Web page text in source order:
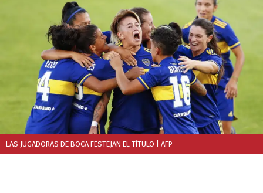
LAS JUGADORAS DE BOCA FESTEJAN EL TÍTULO | AFP